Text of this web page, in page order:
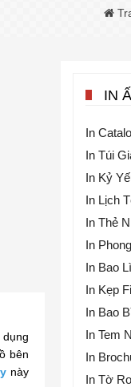
bên
này
IN
In
In Túi
In Kỷ
In Lịch
In Thẻ
In
In Bao
In Kẹp
In Bao
In Tem
In
In Tờ